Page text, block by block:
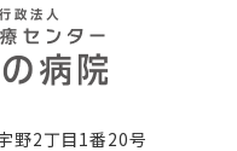
野2丁目1番20号